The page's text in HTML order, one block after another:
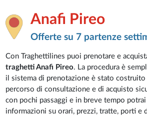
Anafi Pireo
Offerte su 7 partenze
Con Traghettilines puoi prenotare e
traghetti Anafi Pireo. La procedura è
il sistema di prenotazione è stato costruito
percorso di consultazione e di acquisto
con pochi passaggi e in breve tempo
informazioni su orari, prezzi, tratte, porti e